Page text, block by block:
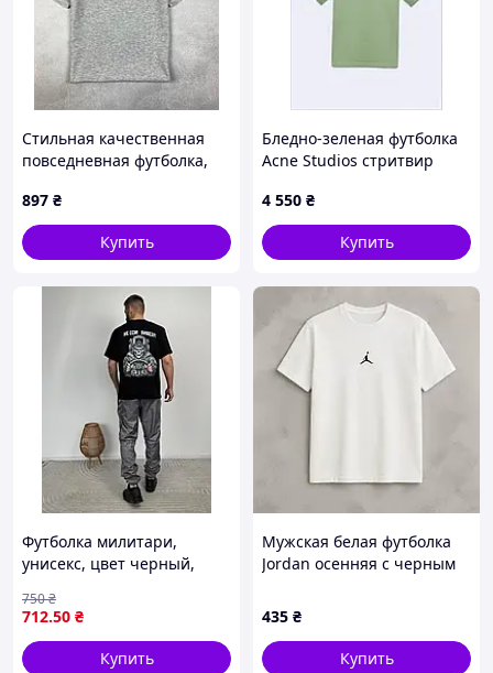
Стильная качественная
повседневная футболка,
897 ₴
Купить
Бледно-зеленая футболка
Acne Studios стритвир
4 550 ₴
Купить
Футболка милитари,
унисекс, цвет черный,
712.50 ₴
750₴
Купить
Мужская белая футболка
Jordan осенняя с черным
ART0236
435 ₴
Купить